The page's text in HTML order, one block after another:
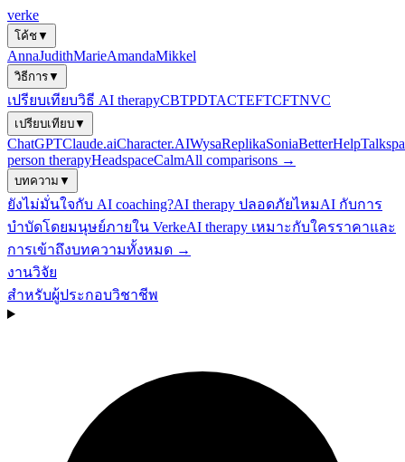
verke
โค้ช▼
AnnaJudithMarieAmandaMikkel
วิธีการ▼
เปรียบเทียบวิธี AI therapyCBTPDTACTEFTCFTNVC
เปรียบเทียบ▼
ChatGPTClaude.aiCharacter.AIWysaReplikaSoniaBetterHelp
person therapyHeadspaceCalmAll comparisons →
บทความ ▼
ยังไม่มั่นใจกับ AI coaching?AI therapy ปลอดภัยไหมAI กับการ
บำบัดโดยมนุษย์ภายใน VerkeAI therapy เหมาะกับใครราคาและ
การเข้าถึงบทความทั้งหมด →
งานวิจัย
สำหรับผู้ประกอบวิชาชีพ